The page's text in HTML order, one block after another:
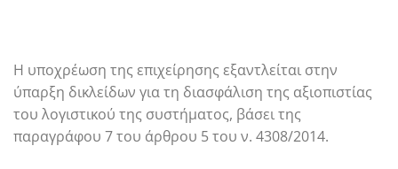
Η υποχρέωση της επιχείρησης εξαντλείται στην
ύπαρξη δικλείδων για τη διασφάλιση της αξιοπιστίας
του λογιστικού της συστήματος, βάσει της
παραγράφου 7 του άρθρου 5 του ν. 4308/2014.